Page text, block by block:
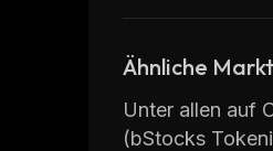
Ähnliche
Unter allen auf
(bStocks